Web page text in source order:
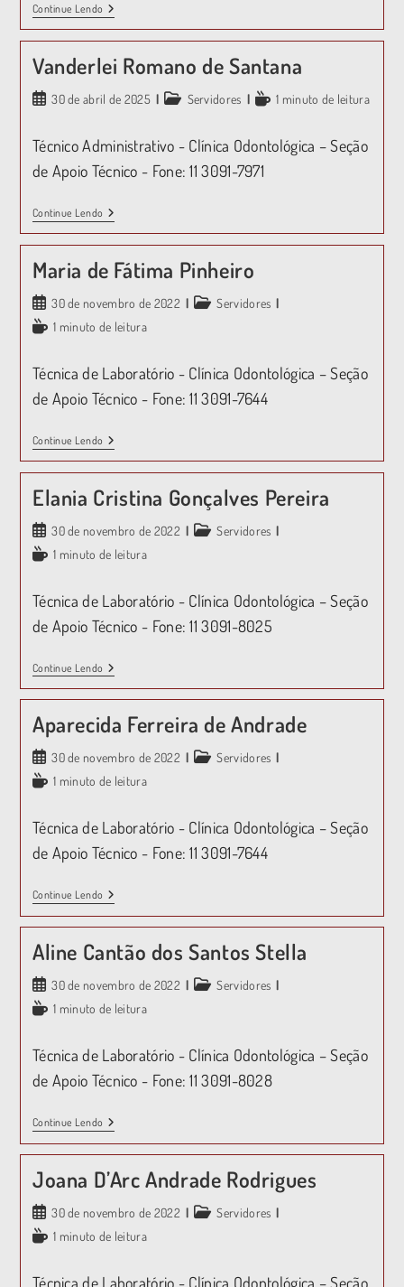
Continue Lendo
Vanderlei Romano de Santana
30 de abril de 2025 Servidores 1 minuto de leitura
Técnico Administrativo - Clínica Odontológica – Seção
de Apoio Técnico - Fone: 11 3091-7971
Continue Lendo
Maria de Fátima Pinheiro
30 de novembro de 2022
Servidores
1 minuto de leitura
Técnica de Laboratório - Clínica Odontológica – Seção
de Apoio Técnico - Fone: 11 3091-7644
Continue Lendo
Elania Cristina Gonçalves Pereira
30 de novembro de 2022
Servidores
1 minuto de leitura
Técnica de Laboratório - Clínica Odontológica – Seção
de Apoio Técnico - Fone: 11 3091-8025
Continue Lendo
Aparecida Ferreira de Andrade
30 de novembro de 2022
Servidores
1 minuto de leitura
Técnica de Laboratório - Clínica Odontológica – Seção
de Apoio Técnico - Fone: 11 3091-7644
Continue Lendo
Aline Cantão dos Santos Stella
30 de novembro de 2022
Servidores
1 minuto de leitura
Técnica de Laboratório - Clínica Odontológica – Seção
de Apoio Técnico - Fone: 11 3091-8028
Continue Lendo
Joana D’Arc Andrade Rodrigues
30 de novembro de 2022
Servidores
1 minuto de leitura
Técnica de Laboratório - Clínica Odontológica – Seção